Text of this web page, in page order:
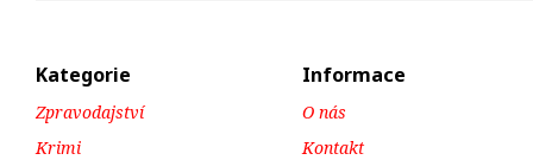
Kategorie
Zpravodajství
Krimi
Informace
O nás
Kontakt